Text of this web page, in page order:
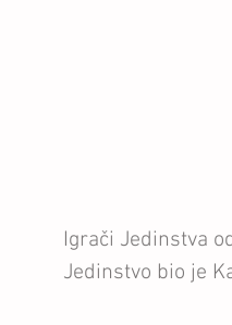
Igrači Jedinstva
Jedinstvo bio je